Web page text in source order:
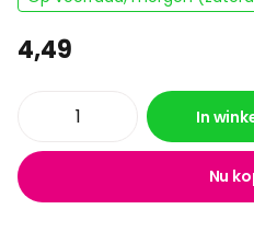
4,49
In
Nu